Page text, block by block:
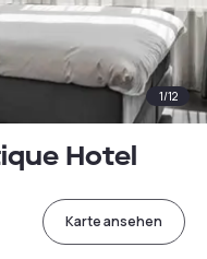
1/12
Hotel
Karte ansehen